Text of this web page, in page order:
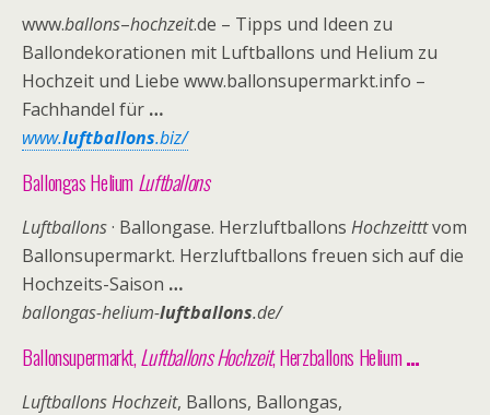
www.ballons–hochzeit.de – Tipps und Ideen zu
Ballondekorationen mit Luftballons und Helium zu
Hochzeit und Liebe www.ballonsupermarkt.info –
Fachhandel für …
www.luftballons.biz/
Ballongas Helium Luftballons
Luftballons· Ballongase. Herzluftballons Hochzeitttvom
Ballonsupermarkt. Herzluftballons freuen sich auf die
Hochzeits-Saison …
ballongas-helium-luftballons.de/
Ballonsupermarkt,Luftballons Hochzeit, Herzballons Helium…
Luftballons Hochzeit, Ballons, Ballongas,